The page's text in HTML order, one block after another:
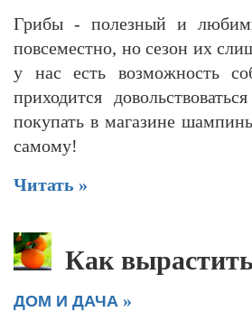
Грибы - полезный и
повсеместно, но сезон их
у нас есть возможность
приходится
покупать в магазине
самому!
Читать »
Как
ДОМ И ДАЧА »